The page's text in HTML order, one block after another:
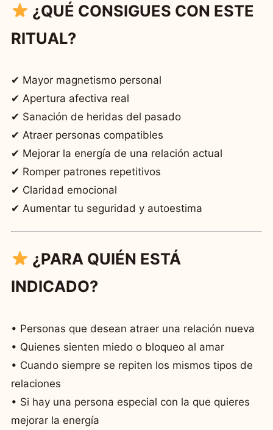
¿QUÉ CONSIGUES CON ESTE
RITUAL?
✔ Mayor magnetismo personal
✔ Apertura afectiva real
✔ Sanación de heridas del pasado
✔ Atraer personas compatibles
✔ Mejorar la energía de una relación actual
✔ Romper patrones repetitivos
✔ Claridad emocional
✔ Aumentar tu seguridad y autoestima
¿PARA QUIÉN ESTÁ
INDICADO?
• Personas que desean atraer una relación nueva
• Quienes sienten miedo o bloqueo al amar
• Cuando siempre se repiten los mismos tipos de
relaciones
• Si hay una persona especial con la que quieres
mejorar la energía